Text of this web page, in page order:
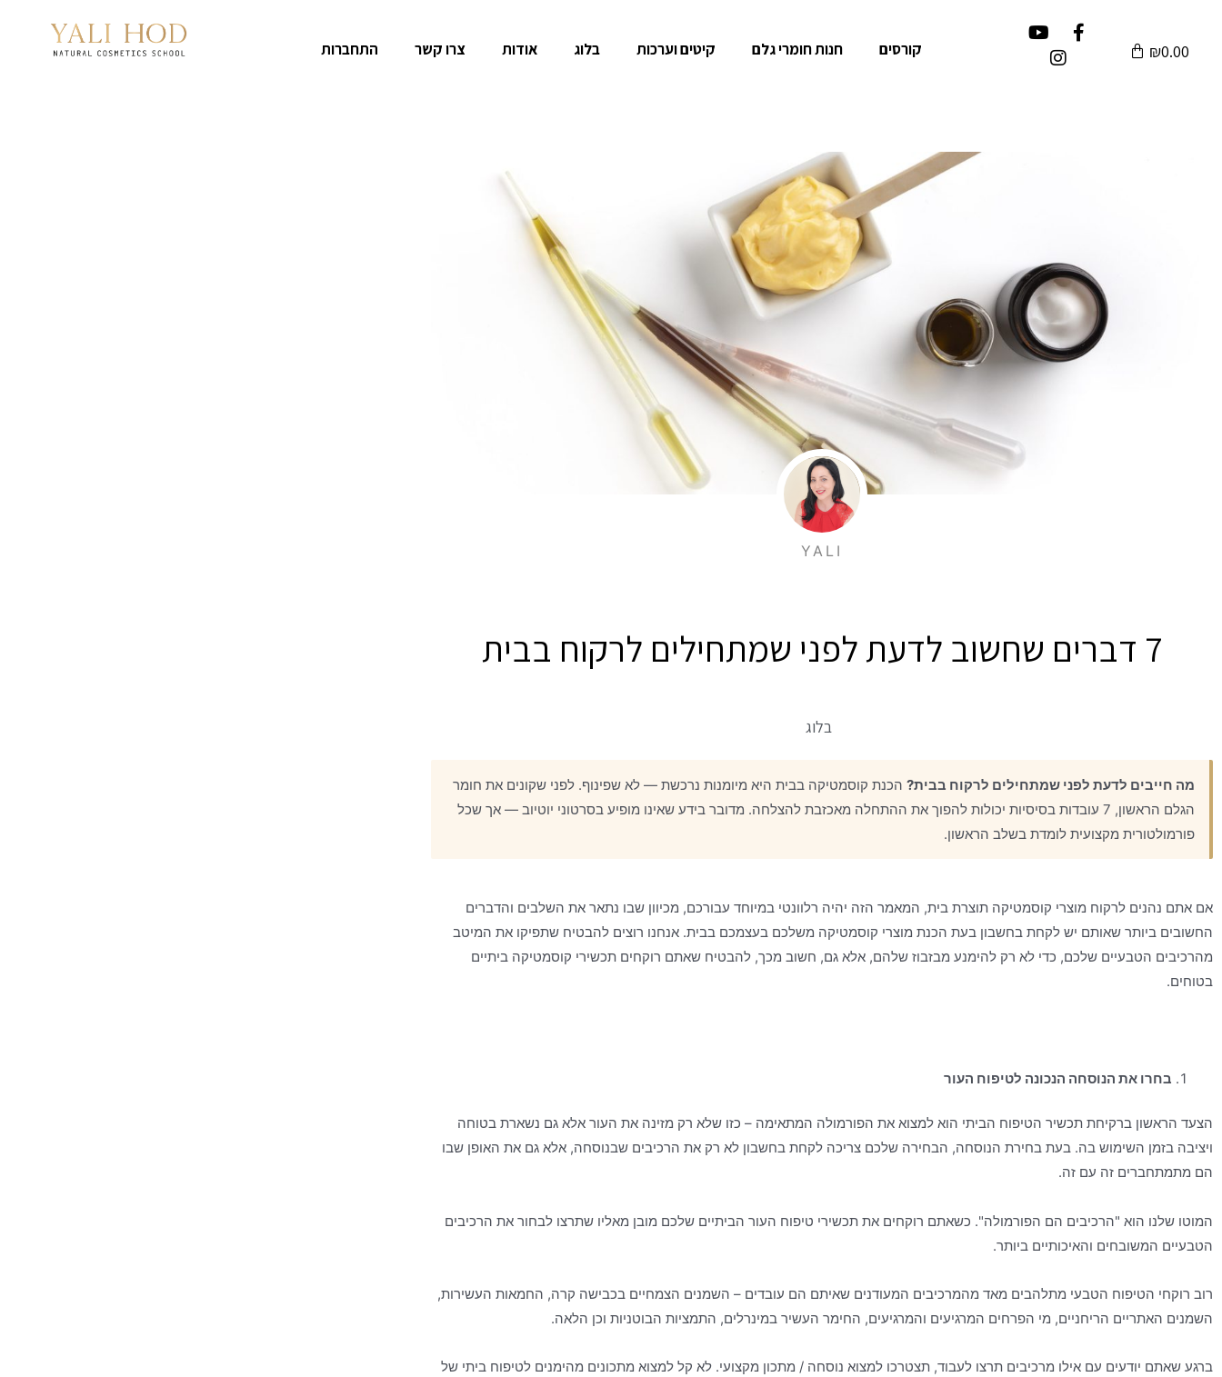
₪0.00 קורסים חנות חומרי גלם קיטים וערכות בלוג אודות צרו קשר התחברות
YALI
7 דברים שחשוב לדעת לפני שמתחילים לרקוח בבית
בלוג
מה חייבים לדעת לפני שמתחילים לרקוח בבית? הכנת קוסמטיקה בבית היא מיומנות נרכשת — לא שפינוף. לפני שקונים את חומר
הגלם הראשון, 7 עובדות בסיסיות יכולות להפוך את ההתחלה מאכזבת להצלחה. מדובר בידע שאינו מופיע בסרטוני יוטיוב — אך שכל
פורמולטורית מקצועית לומדת בשלב הראשון.
אם אתם נהנים לרקוח מוצרי קוסמטיקה תוצרת בית, המאמר הזה יהיה רלוונטי במיוחד עבורכם, מכיוון שבו נתאר את השלבים והדברים
החשובים ביותר שאותם יש לקחת בחשבון בעת הכנת מוצרי קוסמטיקה משלכם בעצמכם בבית. אנחנו רוצים להבטיח שתפיקו את המיטב
מהרכיבים הטבעיים שלכם, כדי לא רק להימנע מבזבוז שלהם, אלא גם, חשוב מכך, להבטיח שאתם רוקחים תכשירי קוסמטיקה ביתיים
בטוחים.
בחרו את הנוסחה הנכונה לטיפוח העור
הצעד הראשון ברקיחת תכשיר הטיפוח הביתי הוא למצוא את הפורמולה המתאימה – כזו שלא רק מזינה את העור אלא גם נשארת בטוחה
ויציבה בזמן השימוש בה. בעת בחירת הנוסחה, הבחירה שלכם צריכה לקחת בחשבון לא רק את הרכיבים שבנוסחה, אלא גם את האופן שבו
הם מתמתחברים זה עם זה.
המוטו שלנו הוא "הרכיבים הם הפורמולה". כשאתם רוקחים את תכשירי טיפוח העור הביתיים שלכם מובן מאליו שתרצו לבחור את הרכיבים
הטבעיים המשובחים והאיכותיים ביותר.
רוב רוקחי הטיפוח הטבעי מתלהבים מאד מהמרכיבים המעודנים שאיתם הם עובדים – השמנים הצמחיים בכבישה קרה, החמאות העשירות,
השמנים האתריים הריחניים, מי הפרחים המרגיעים והמרגיעים, החימר העשיר במינרלים, התמציות הבוטניות וכן הלאה.
ברגע שאתם יודעים עם אילו מרכיבים תרצו לעבוד, תצטרכו למצוא נוסחה / מתכון מקצועי. לא קל למצוא מתכונים מהימנים לטיפוח ביתי של